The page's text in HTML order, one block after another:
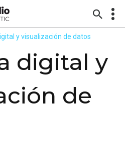
y visualización de datos
digital y
de